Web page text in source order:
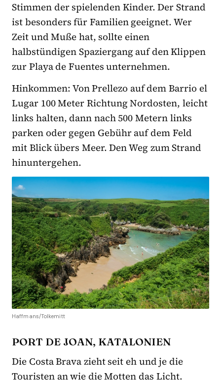
Stimmen der spielenden Kinder. Der Strand
ist besonders für Familien geeignet. Wer
Zeit und Muße hat, sollte einen
halbstündigen Spaziergang auf den Klippen
zur Playa de Fuentes unternehmen.
Hinkommen: Von Prellezo auf dem Barrio el
Lugar 100 Meter Richtung Nordosten, leicht
links halten, dann nach 500 Metern links
parken oder gegen Gebühr auf dem Feld
mit Blick übers Meer. Den Weg zum Strand
hinuntergehen.
Haffmans/Tolkemitt
PORT DE JOAN, KATALONIEN
Die Costa Brava zieht seit eh und je die
Touristen an wie die Motten das Licht.